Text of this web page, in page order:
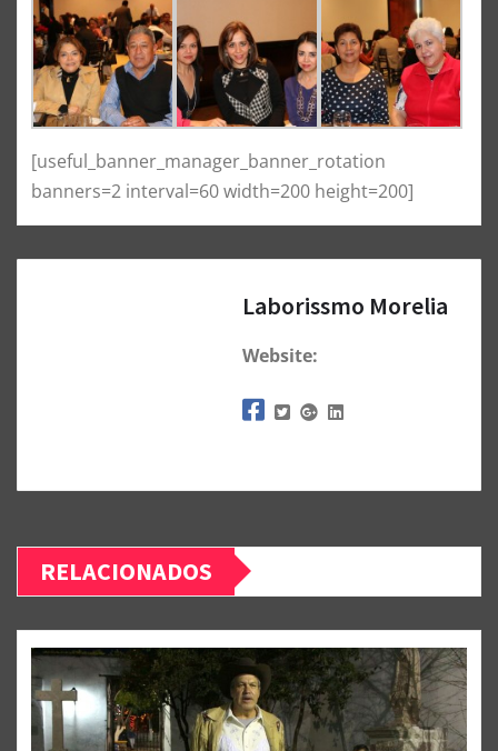
[useful_banner_manager_banner_rotation
banners=2 interval=60 width=200 height=200]
Laborissmo Morelia
Website:
RELACIONADOS